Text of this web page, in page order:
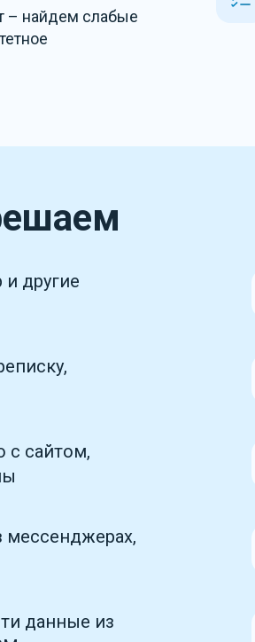
– найдем слабые
другие
с сайтом,
мессенджерах,
данные из